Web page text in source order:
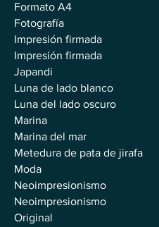
Formato A4
Fotografía
Impresión firmada
Impresión firmada
Japandi
Luna de lado blanco
Luna del lado oscuro
Marina
Marina del mar
Metedura de pata de jirafa
Moda
Neoimpresionismo
Neoimpresionismo
Original